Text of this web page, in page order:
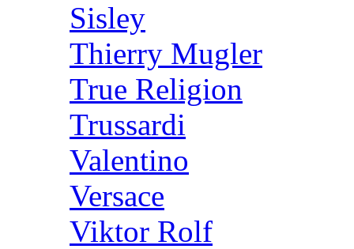
Sisley
Thierry Mugler
True Religion
Trussardi
Valentino
Versace
Viktor Rolf